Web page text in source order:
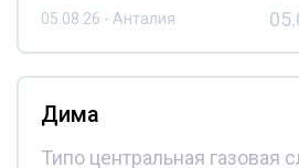
05.08.26 - Анталия
Дима
Типо центральная газовая